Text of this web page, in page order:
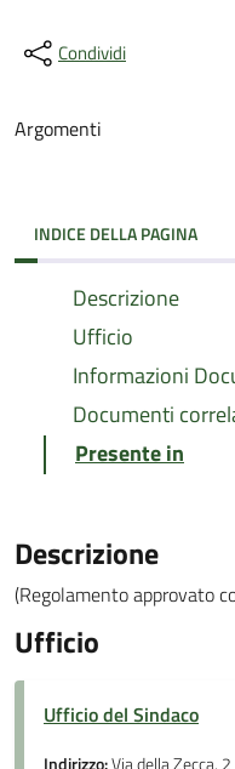
Condividi
Argomenti
INDICE DELLA PAGINA
Descrizione
Ufficio
Informazioni
Documenti
Presente in
Descrizione
(Regolamento approvato
Ufficio
Ufficio del Sindaco